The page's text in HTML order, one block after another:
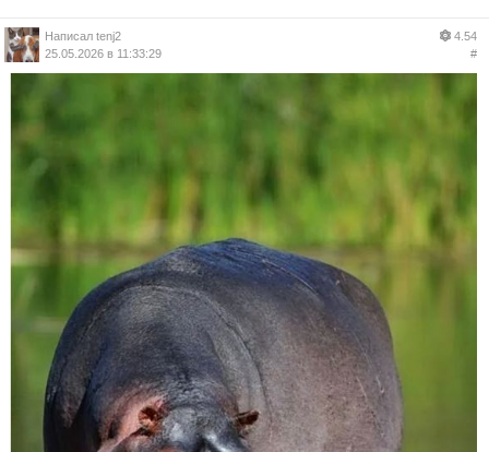
Написал tenj2
25.05.2026 в 11:33:29
4.54
#